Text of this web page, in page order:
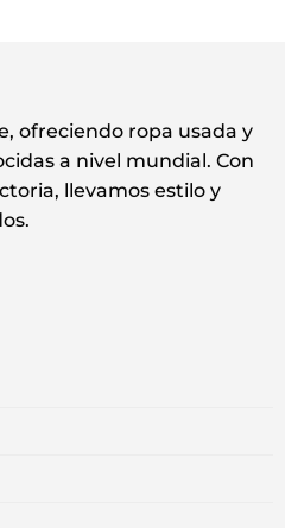
ofreciendo ropa usada y
a nivel mundial. Con
llevamos estilo y